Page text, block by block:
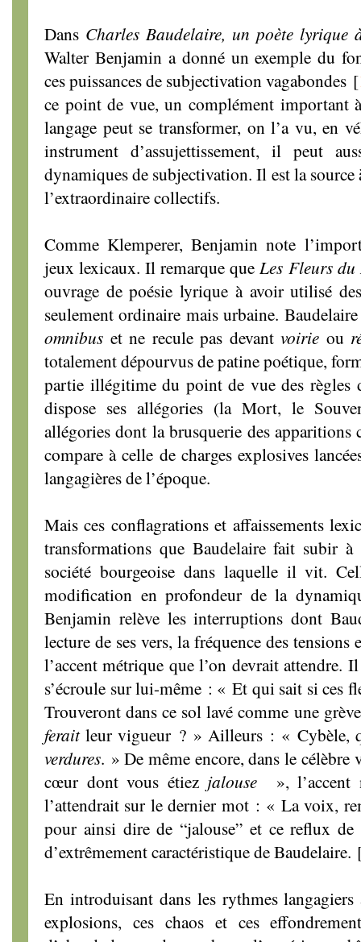
Dans Charles Baudelaire, un poète lyrique
Walter Benjamin a donné un exemple du
ces puissances de subjectivation vagabondes [
ce point de vue, un complément important
langage peut se transformer, on l’a vu, en
instrument d’assujettissement, il peut
dynamiques de subjectivation. Il est la source
l’extraordinaire collectifs.
Comme Klemperer, Benjamin note
jeux lexicaux. Il remarque queLes Fleurs
ouvrage de poésie lyrique à avoir utilisé
seulement ordinaire mais urbaine.
omnibus et ne recule pas devantvoirie ou
totalement dépourvus de patine poétique,
partie illégitime du point de vue des règles
dispose ses allégories (la Mort, le
allégories dont la brusquerie des apparitions
compare à celle de charges explosives
langagières de l’époque.
Mais ces conflagrations et affaissements
transformations que Baudelaire fait subir
société bourgeoise dans laquelle il vit.
modification en profondeur de la
Benjamin relève les interruptions dont
lecture de ses vers, la fréquence des
l’accent métrique que l’on devrait attendre.
s’écroule sur lui-même : « Et qui sait si ces
Trouveront dans ce sol lavé comme une
feraitleur vigueur ? » Ailleurs : « Cybèle,
verdures. » De même encore, dans le célèbre
cœur dont vous étiez jalouse
»,
l’attendrait sur le dernier mot : « La voix,
pour ainsi dire de “jalouse” et ce reflux
d’extrêmement caractéristique de Baudelaire.
En introduisant dans les rythmes
explosions, ces chaos et ces